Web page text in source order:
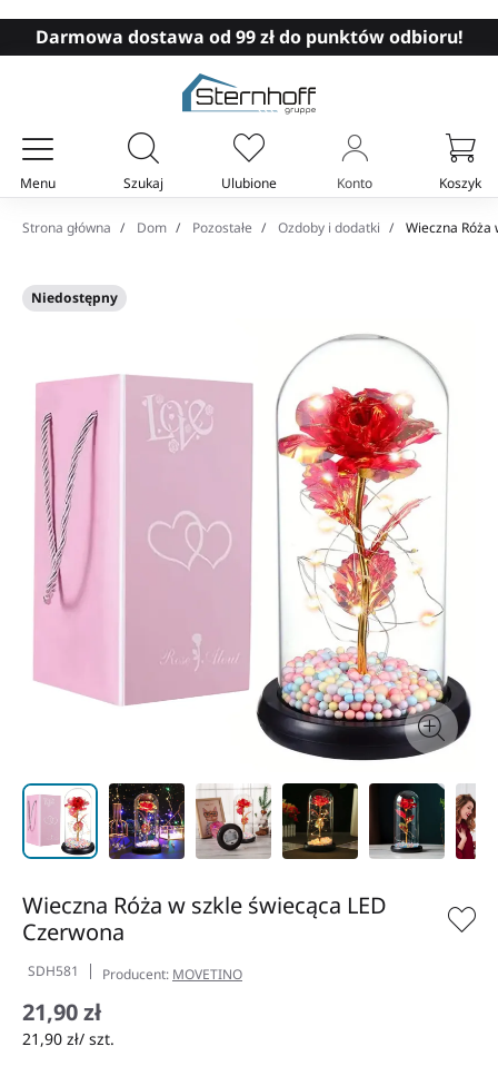
Darmowa dostawa od 99 zł do punktów odbioru!
Menu Szukaj Ulubione Konto Koszyk
Czerwona
21,90 zł/ szt.